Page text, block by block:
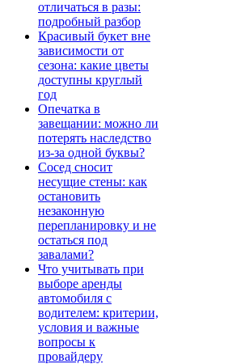
отличаться в разы:
подробный разбор
Красивый букет вне
зависимости от
сезона: какие цветы
доступны круглый
год
Опечатка в
завещании: можно ли
потерять наследство
из-за одной буквы?
Сосед сносит
несущие стены: как
остановить
незаконную
перепланировку и не
остаться под
завалами?
Что учитывать при
выборе аренды
автомобиля с
водителем: критерии,
условия и важные
вопросы к
провайдеру